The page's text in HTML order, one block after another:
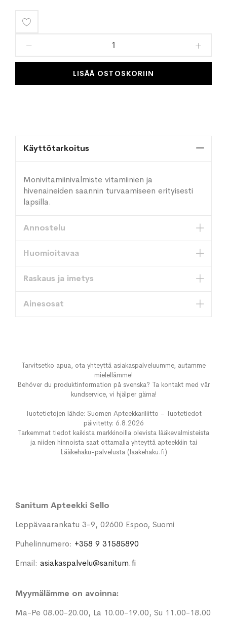
toivelistaan
LISÄÄ OSTOSKORIIN
Käyttötarkoitus
Monivitamiinivalmiste vitamiinien ja
hivenaineiden saannin turvaamiseen erityisesti
lapsilla.
Annostelu
Huomioitavaa
Raskaus ja imetys
Ainesosat
Tarvitsetko apua, ota yhteyttä asiakaspalveluumme, autamme
mielellämme!
Behöver du produktinformation på svenska? Ta kontakt med vår
kundservice, vi hjälper gärna!
Tuotetietojen lähde: Suomen Apteekkariliitto - Tuotetiedot
päivitetty: 6.8.2026
Tarkemmat tiedot kaikista markkinoilla olevista lääkevalmisteista
ja niiden hinnoista saat ottamalla yhteyttä apteekkiin tai
Lääkehaku-palvelusta (laakehaku.fi)
Sanitum Apteekki Sello
Leppävaarankatu 3-9, 02600 Espoo, Suomi
Puhelinnumero: +358 9 31585890
Email: asiakaspalvelu@sanitum.fi
Myymälämme on avoinna:
Ma-Pe 08.00-20.00, La 10.00-19.00, Su 11.00-18.00